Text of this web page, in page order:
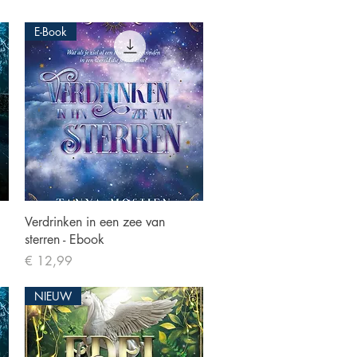
Snel overzicht
E-Book
Verdrinken in een zee van
sterren - Ebook
Prijs
€ 12,99
NIEUW